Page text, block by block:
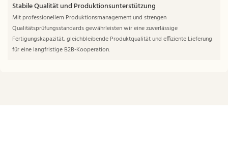
Stabile Qualität und Produktionsunterstützung
Mit professionellem Produktionsmanagement und strengen
Qualitätsprüfungsstandards gewährleisten wir eine zuverlässige
Fertigungskapazität, gleichbleibende Produktqualität und effiziente Lieferung
für eine langfristige B2B-Kooperation.